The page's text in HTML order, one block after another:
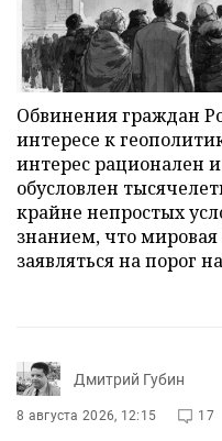
Обвинения граждан
интересе к
интерес рационален
обусловлен
крайне непростых
знанием, что
заявляться на порог
Дмитрий Губин
8 августа 2026, 12:15 17